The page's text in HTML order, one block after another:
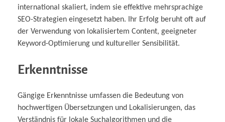
international skaliert, indem sie effektive mehrsprachige
SEO-Strategien eingesetzt haben. Ihr Erfolg beruht oft auf
der Verwendung von lokalisiertem Content, geeigneter
Keyword-Optimierung und kultureller Sensibilität.
Erkenntnisse
Gängige Erkenntnisse umfassen die Bedeutung von
hochwertigen Übersetzungen und Lokalisierungen, das
Verständnis für lokale Suchalgorithmen und die